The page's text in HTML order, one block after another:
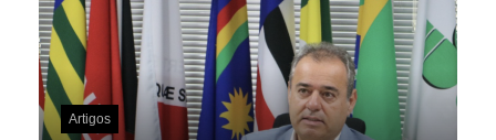
Artigos